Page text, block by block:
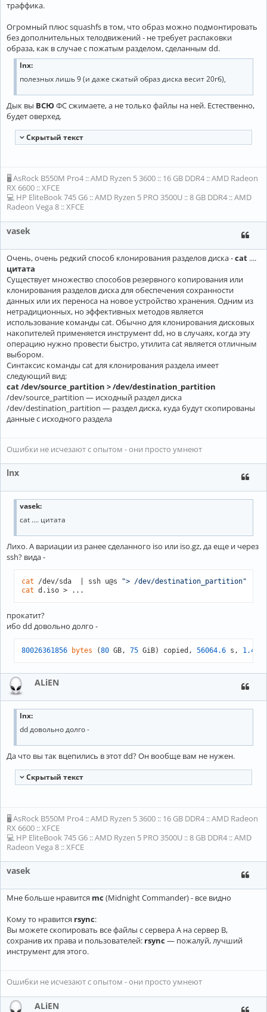
траффика.
Огромный плюс squashfs в том, что образ можно подмонтировать
без дополнительных телодвижений - не требует распаковки
образа, как в случае с пожатым разделом, сделанным dd.
lnx:
полезных лишь 9 (и даже сжатый образ диска весит 20гб),
Дык вы ВСЮФС сжимаете, а не только файлы на ней. Естественно,
будет оверхед.
Cкрытый текст
🖥 AsRock B550M Pro4 :: AMD Ryzen 5 3600 :: 16 GB DDR4 :: AMD Radeon
RX 6600 :: XFCE
💻 HP EliteBook 745 G6 :: AMD Ryzen 5 PRO 3500U :: 8 GB DDR4 :: AMD
Radeon Vega 8 :: XFCE
vasek
Очень, очень редкий способ клонирования разделов диска -cat ....
цитата
Существует множество способов резервного копирования или
клонирования разделов диска для обеспечения сохранности
данных или их переноса на новое устройство хранения. Одним из
нетрадиционных, но эффективных методов является
использование команды cat. Обычно для клонирования дисковых
накопителей применяется инструмент dd, но в случаях, когда эту
операцию нужно провести быстро, утилита cat является отличным
выбором.
Синтаксис команды cat для клонирования раздела имеет
следующий вид:
cat /dev/source_partition > /dev/destination_partition
/dev/source_partition — исходный раздел диска
/dev/destination_partition — раздел диска, куда будут скопированы
данные с исходного раздела
Ошибки не исчезают с опытом - они просто умнеют
lnx
vasek:
cat .... цитата
Лихо. А вариации из ранее сделанного iso или iso.gz, да еще и через
ssh? вида -
cat /dev/sda  | ssh u@s
"> /dev/destination_partition"
cat
прокатит?
ибо dd довольно долго -
80026361856 bytes (80 GB, 75 GiB) copied, 56064.6 s, 1.4
ALiEN
lnx:
dd довольно долго -
Да что вы так вцепились в этот dd? Он вообще вам не нужен.
Cкрытый текст
🖥 AsRock B550M Pro4 :: AMD Ryzen 5 3600 :: 16 GB DDR4 :: AMD Radeon
RX 6600 :: XFCE
💻 HP EliteBook 745 G6 :: AMD Ryzen 5 PRO 3500U :: 8 GB DDR4 :: AMD
Radeon Vega 8 :: XFCE
vasek
Мне больше нравится mc (Midnight Commander) - все видно
Кому то нравится rsync:
Вы можете скопировать все файлы с сервера A на сервер B,
сохранив их права и пользователей: rsync — пожалуй, лучший
инструмент для этого.
Ошибки не исчезают с опытом - они просто умнеют
ALiEN